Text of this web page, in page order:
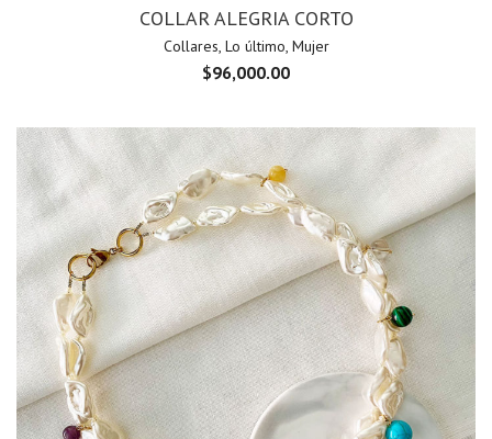
COLLAR ALEGRIA CORTO
Collares, Lo último, Mujer
$96,000.00